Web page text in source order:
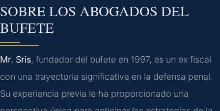
SOBRE LOS ABOGADOS DEL
BUFETE
Mr. Sris, fundador del bufete en 1997, es un ex fiscal
con una trayectoria significativa en la defensa penal.
Su experiencia previa le ha proporcionado una